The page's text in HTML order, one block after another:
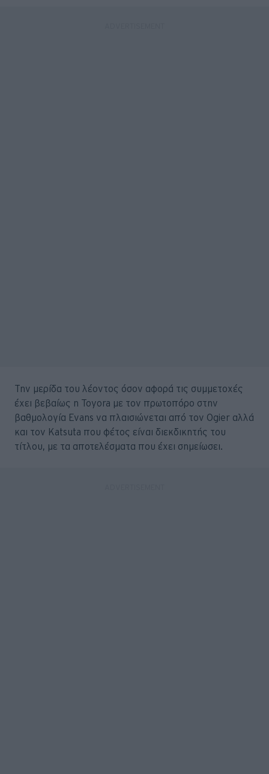
Την μερίδα του λέοντος όσον αφορά τις συμμετοχές
έχει βεβαίως η Toyora με τον πρωτοπόρο στην
βαθμολογία Evans να πλαισιώνεται από τον Ogier αλλά
και τον Katsuta που φέτος είναι διεκδικητής του
τίτλου, με τα αποτελέσματα που έχει σημείωσει.